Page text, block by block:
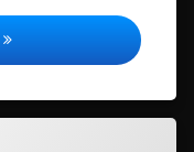
О безопасном